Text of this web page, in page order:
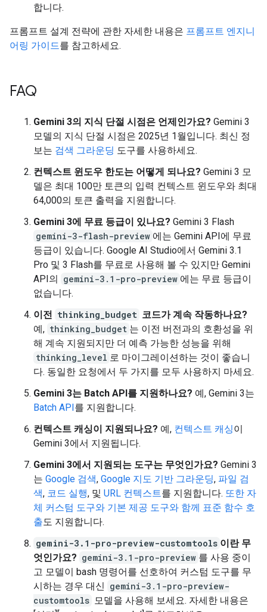
합니다.
프롬프트 설계 전략에 관한 자세한 내용은 프롬프트 엔지니
어링 가이드를 참고하세요.
FAQ
Gemini 3의 지식 단절 시점은 언제인가요? Gemini 3
모델의 지식 단절 시점은 2025년 1월입니다. 최신 정
보는 검색 그라운딩 도구를 사용하세요.
컨텍스트 윈도우 한도는 어떻게 되나요? Gemini 3 모
델은 최대 100만 토큰의 입력 컨텍스트 윈도우와 최대
64,000의 토큰 출력을 지원합니다.
Gemini 3에 무료 등급이 있나요? Gemini 3 Flash
gemini-3-flash-preview 에는 Gemini API에 무료
등급이 있습니다. Google AI Studio에서 Gemini 3.1
Pro 및 3 Flash를 무료로 사용해 볼 수 있지만 Gemini
API의 gemini-3.1-pro-preview 에는 무료 등급이
없습니다.
이전 thinking_budget 코드가 계속 작동하나요?
예, thinking_budget 는 이전 버전과의 호환성을 위
해 계속 지원되지만 더 예측 가능한 성능을 위해
thinking_level 로 마이그레이션하는 것이 좋습니
다. 동일한 요청에서 두 가지를 모두 사용하지 마세요.
Gemini 3는 Batch API를 지원하나요? 예, Gemini 3는
Batch API를 지원합니다.
컨텍스트 캐싱이 지원되나요? 예, 컨텍스트 캐싱이
Gemini 3에서 지원됩니다.
Gemini 3에서 지원되는 도구는 무엇인가요? Gemini 3
는 Google 검색, Google 지도 기반 그라운딩, 파일 검
색, 코드 실행, 및 URL 컨텍스트를 지원합니다. 또한 자
체 커스텀 도구와 기본 제공 도구와 함께 표준 함수 호
출도 지원합니다.
gemini-3.1-pro-preview-customtools 이란 무
엇인가요? gemini-3.1-pro-preview 를 사용 중이
고 모델이 bash 명령어를 선호하여 커스텀 도구를 무
시하는 경우 대신 gemini-3.1-pro-preview-
customtools 모델을 사용해 보세요. 자세한 내용은